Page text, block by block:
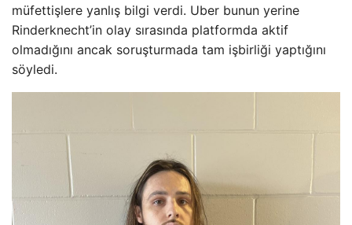
müfettişlere yanlış bilgi verdi. Uber bunun yerine
Rinderknecht’in olay sırasında platformda aktif
olmadığını ancak soruşturmada tam işbirliği yaptığını
söyledi.